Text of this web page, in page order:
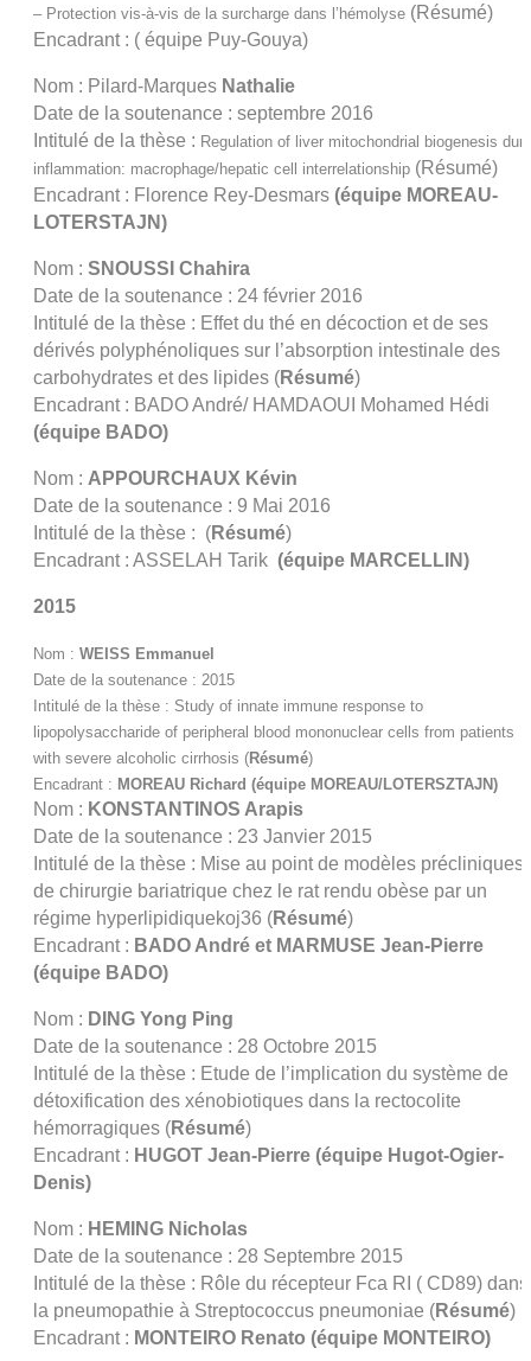
– Protection vis-à-vis de la surcharge dans l’hémolyse (Résumé)
Encadrant : ( équipe Puy-Gouya)
Nom : Pilard-Marques Nathalie
Date de la soutenance : septembre 2016
Intitulé de la thèse : Regulation of liver mitochondrial biogenesis
inflammation: macrophage/hepatic cell interrelationship (Résumé)
Encadrant : Florence Rey-Desmars (équipe MOREAU-
LOTERSTAJN)
Nom : SNOUSSI Chahira
Date de la soutenance : 24 février 2016
Intitulé de la thèse : Effet du thé en décoction et de ses
dérivés polyphénoliques sur l’absorption intestinale des
carbohydrates et des lipides (Résumé)
Encadrant : BADO André/ HAMDAOUI Mohamed Hédi
(équipe BADO)
Nom : APPOURCHAUX Kévin
Date de la soutenance : 9 Mai 2016
Intitulé de la thèse : (Résumé)
Encadrant : ASSELAH Tarik (équipe MARCELLIN)
2015
Nom : WEISS Emmanuel
Date de la soutenance : 2015
Intitulé de la thèse : Study of innate immune response to
lipopolysaccharide of peripheral blood mononuclear cells from patients
with severe alcoholic cirrhosis (Résumé)
Encadrant : MOREAU Richard (équipe MOREAU/ LOTERSZTAJN)
Nom : KONSTANTINOS Arapis
Date de la soutenance : 23 Janvier 2015
Intitulé de la thèse : Mise au point de modèles précliniques
de chirurgie bariatrique chez le rat rendu obèse par un
régime hyperlipidiquekoj36 (Résumé)
Encadrant : BADO André et MARMUSE Jean-Pierre
(équipe BADO)
Nom : DING Yong Ping
Date de la soutenance : 28 Octobre 2015
Intitulé de la thèse : Etude de l’implication du système de
détoxification des xénobiotiques dans la rectocolite
hémorragiques (Résumé)
Encadrant : HUGOT Jean-Pierre (équipe Hugot-Ogier-
Denis)
Nom : HEMING Nicholas
Date de la soutenance : 28 Septembre 2015
Intitulé de la thèse : Rôle du récepteur Fca RI ( CD89) dans
la pneumopathie à Streptococcus pneumoniae (Résumé)
Encadrant : MONTEIRO Renato (équipe MONTEIRO)